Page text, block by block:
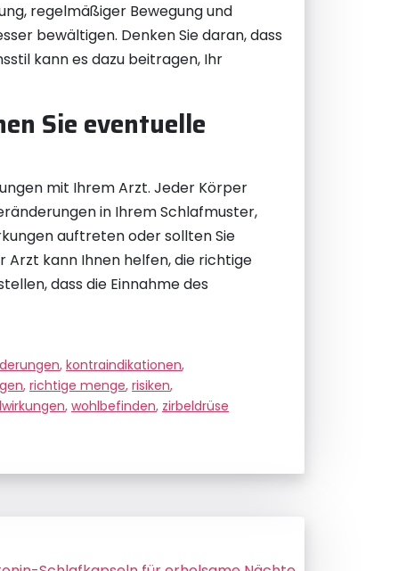
regelmäßiger Bewegung und
bewältigen. Denken Sie daran, dass
kann es dazu beitragen, Ihr
Sie eventuelle
mit Ihrem Arzt. Jeder Körper
in Ihrem Schlafmuster,
auftreten oder sollten Sie
Arzt kann Ihnen helfen, die richtige
dass die Einnahme des
, kontraindikationen,
, richtige menge, risiken,
, wohlbefinden, zirbeldrüse